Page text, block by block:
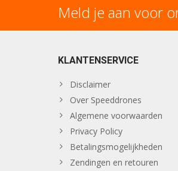
Meld je aan voor
KLANTENSERVICE
Disclaimer
Over Speeddrones
Algemene voorwaarden
Privacy Policy
Betalingsmogelijkheden
Zendingen en retouren